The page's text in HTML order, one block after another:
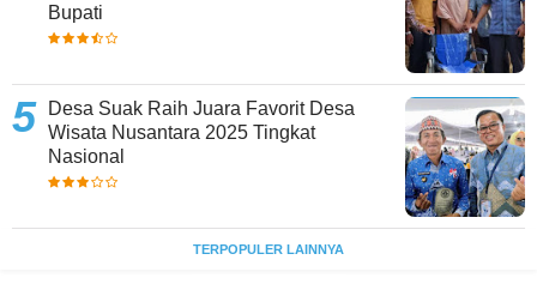
Bupati
Desa Suak Raih Juara Favorit Desa
Wisata Nusantara 2025 Tingkat
Nasional
TERPOPULER LAINNYA